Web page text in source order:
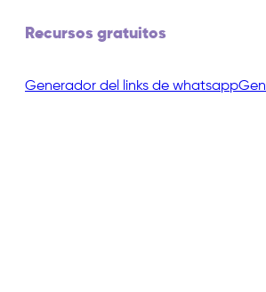
Recursos gratuitos
Generador del links de whatsapp